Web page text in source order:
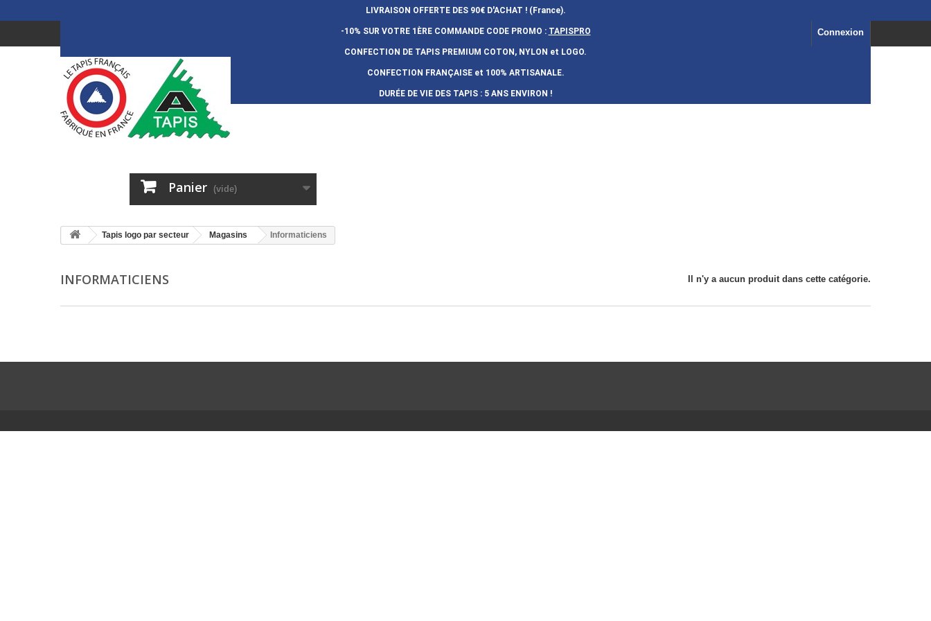
LIVRAISON OFFERTE DES 90€ D'ACHAT ! (France).
-10% SUR VOTRE 1ÈRE COMMANDECODE PROMO : TAPISPRO
CONFECTION DE TAPIS PREMIUM COTON, NYLON et LOGO.
CONFECTION FRAN ÇAISE et 100% ARTISANALE.
DURÉE DE VIE DES TAPIS : 5 ANS ENVIRON !
Connexion
Panier (vide)
Tapis logo par secteur Magasins Informaticiens
INFORMATICIENS Il n'y a aucun produit dans cette catégorie.